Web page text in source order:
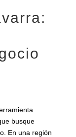
busque
En una región